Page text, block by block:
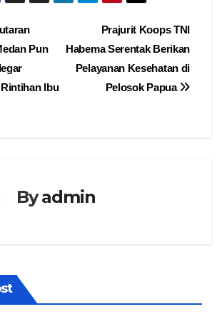
Prajurit Koops TNI
Habema Serentak Berikan
Pelayanan Kesehatan di
Pelosok Papua
Pun
Ibu
Byadmin